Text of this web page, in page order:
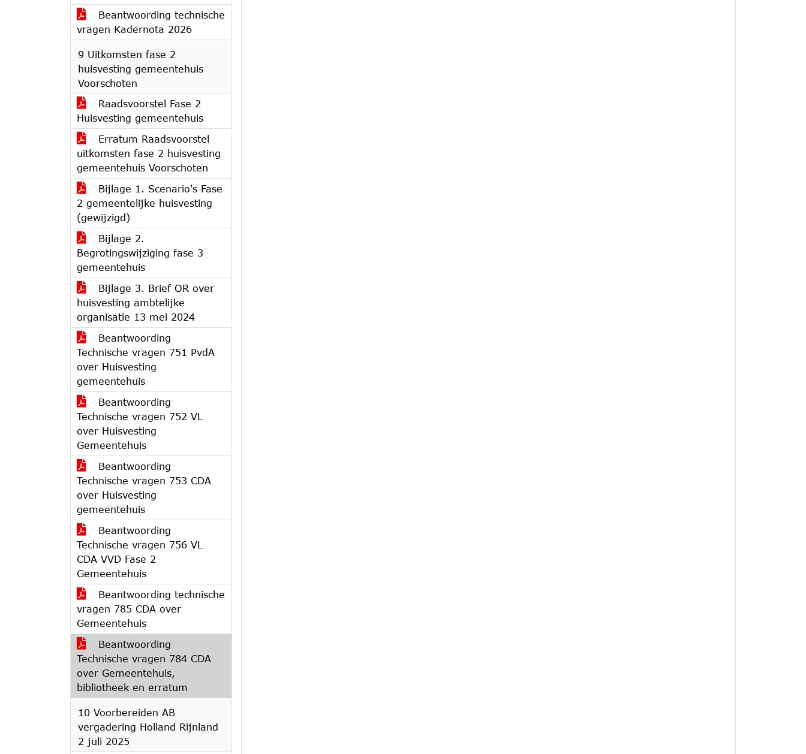
Beantwoording technische
vragen Kadernota 2026
9 Uitkomsten fase 2
huisvesting gemeentehuis
Voorschoten
Raadsvoorstel Fase 2
Huisvesting gemeentehuis
Erratum Raadsvoorstel
uitkomsten fase 2 huisvesting
gemeentehuis Voorschoten
Bijlage 1. Scenario's Fase
2 gemeentelijke huisvesting
(gewijzigd)
Bijlage 2.
Begrotingswijziging fase 3
gemeentehuis
Bijlage 3. Brief OR over
huisvesting ambtelijke
organisatie 13 mei 2024
Beantwoording
Technische vragen 751 PvdA
over Huisvesting
gemeentehuis
Beantwoording
Technische vragen 752 VL
over Huisvesting
Gemeentehuis
Beantwoording
Technische vragen 753 CDA
over Huisvesting
gemeentehuis
Beantwoording
Technische vragen 756 VL
CDA VVD Fase 2
Gemeentehuis
Beantwoording technische
vragen 785 CDA over
Gemeentehuis
Beantwoording
Technische vragen 784 CDA
over Gemeentehuis,
bibliotheek en erratum
10 Voorbereiden AB
vergadering Holland Rijnland
2 juli 2025